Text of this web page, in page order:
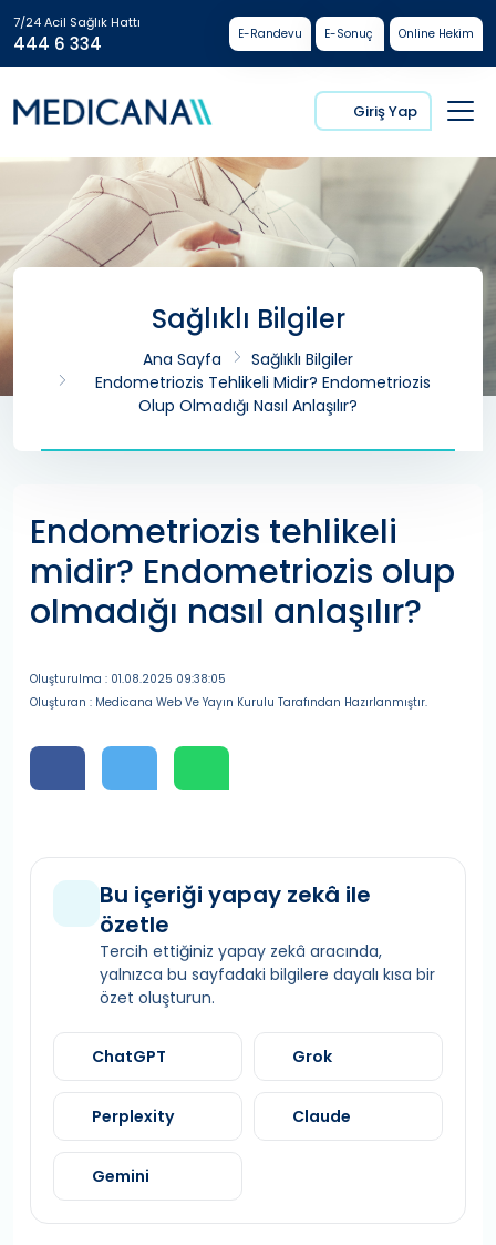
7/24 Acil Sağlık Hattı
444 6 334 E-Randevu E-Sonuç Online Hekim
Giriş Yap
Sağlıklı Bilgiler
Ana Sayfa
Sağlıklı Bilgiler
Endometriozis Tehlikeli Midir? Endometriozis
Olup Olmadığı Nasıl Anlaşılır?
Endometriozis tehlikeli
midir? Endometriozis olup
olmadığı nasıl anlaşılır?
Oluşturulma : 01.08.2025 09:38:05
Oluşturan : Medicana Web Ve Yayın Kurulu Tarafından Hazırlanmıştır.
Bu içeriği yapay zekâ ile
özetle
Tercih ettiğiniz yapay zekâ aracında,
yalnızca bu sayfadaki bilgilere dayalı kısa bir
özet oluşturun.
ChatGPT Grok
Perplexity Claude
Gemini